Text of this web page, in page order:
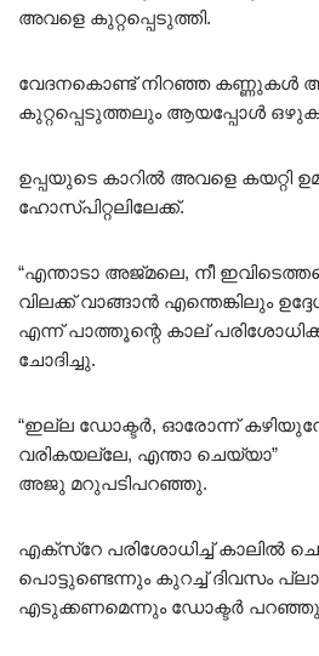
അവളെ കുറ്റപ്പെടുത്തി.
വേദനകൊണ്ട് നിറഞ്ഞ കണ്ണുകൾ
കുറ്റപ്പെടുത്തലും ആയപ്പോൾ
ഉപ്പയുടെ കാറിൽ അവളെ കയറ്റി
ഹോസ്പിറ്റലിലേക്ക്.
“എന്താടാ അജ്മലെ, നീ
വിലക്ക് വാങ്ങാൻ എന്തെങ്കിലും
എന്ന് പാത്തൂന്റെ കാല്
ചോദിച്ചു.
“ഇല്ല ഡോക്ടർ, ഓരോന്ന്
വരികയല്ലേ, എന്താ ചെയ്യാ”
അജു മറുപടിപറഞ്ഞു.
എക്സ്റേ പരിശോധിച്ച് കാലിൽ
പൊട്ടുണ്ടെന്നും കുറച്ച് ദിവസം
എടുക്കണമെന്നും ഡോക്ടർ